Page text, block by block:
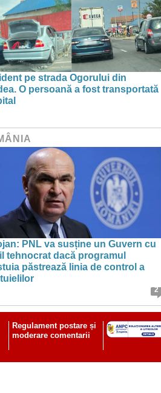
pe strada Ogorului din
O persoană a fost transportată
PNL va susține un Guvern cu
tehnocrat dacă programul
păstrează linia de control a
2
Regulament postare și
moderare comentarii